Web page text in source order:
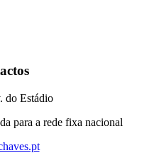
do Estádio
para a rede fixa nacional